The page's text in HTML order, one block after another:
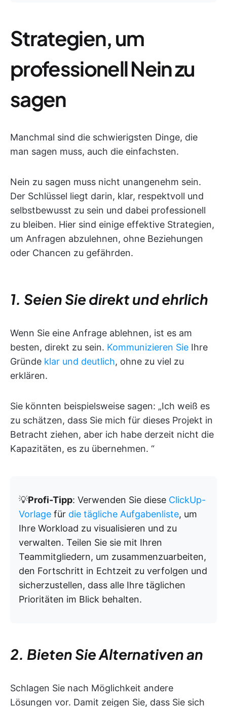
Strategien, um
professionell Nein zu
sagen
Manchmal sind die schwierigsten Dinge, die
man sagen muss, auch die einfachsten.
Nein zu sagen muss nicht unangenehm sein.
Der Schlüssel liegt darin, klar, respektvoll und
selbstbewusst zu sein und dabei professionell
zu bleiben. Hier sind einige effektive Strategien,
um Anfragen abzulehnen, ohne Beziehungen
oder Chancen zu gefährden.
1. Seien Sie direkt und ehrlich
Wenn Sie eine Anfrage ablehnen, ist es am
besten, direkt zu sein. Kommunizieren Sie Ihre
Gründe klar und deutlich, ohne zu viel zu
erklären.
Sie könnten beispielsweise sagen: „Ich weiß es
zu schätzen, dass Sie mich für dieses Projekt in
Betracht ziehen, aber ich habe derzeit nicht die
Kapazitäten, es zu übernehmen. “
💡Profi-Tipp: Verwenden Sie diese ClickUp-
Vorlage für die tägliche Aufgabenliste, um
Ihre Workload zu visualisieren und zu
verwalten. Teilen Sie sie mit Ihren
Teammitgliedern, um zusammenzuarbeiten,
den Fortschritt in Echtzeit zu verfolgen und
sicherzustellen, dass alle Ihre täglichen
Prioritäten im Blick behalten.
2. Bieten Sie Alternativen an
Schlagen Sie nach Möglichkeit andere
Lösungen vor. Damit zeigen Sie, dass Sie sich